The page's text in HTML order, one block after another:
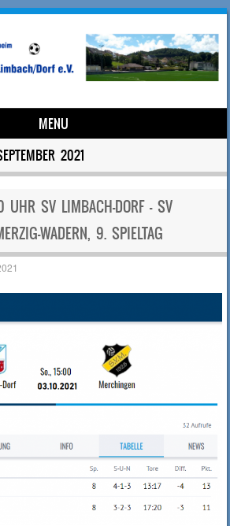
MENU
2021
SV LIMBACH-DORF – SV
WADERN, 9. SPIELTAG